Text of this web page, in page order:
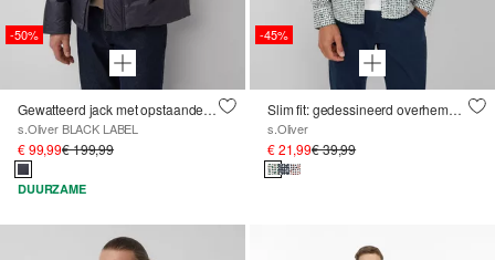
-50%
Gewatteerd jack met opstaande kraag en gerecycled dons
s.Oliver BLACK LABEL
€ 99,99€ 199,99
DUURZAME
-45%
Slim fit: gedessineerd overhemd van stretchkatoen
s.Oliver
€ 21,99€ 39,99